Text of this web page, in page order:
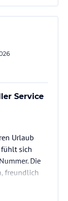
zum
Menü mit
Mal
nie nur
Service
Urlaub
sich
Die
freundlich
Das